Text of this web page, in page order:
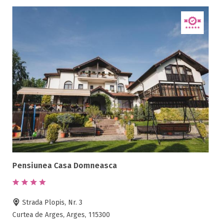
Pensiunea Casa Domneasca
Strada Plopis, Nr. 3
Curtea de Arges, Arges, 115300